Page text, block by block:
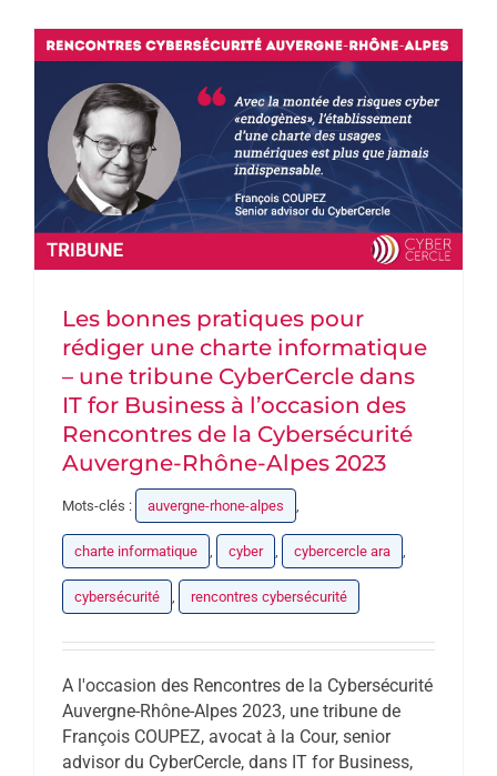
DEVENEZ PARTENAIRE
CONTACT
Les bonnes pratiques pour
rédiger une charte informatique
– une tribune CyberCercle dans
IT for Business à l’occasion des
Rencontres de la Cybersécurité
Auvergne-Rhône-Alpes 2023
Mots-clés : auvergne-rhone-alpes ,
charte informatique , cyber , cybercercle ara ,
cybersécurité , rencontres cybersécurité
A l'occasion des Rencontres de la Cybersécurité
Auvergne-Rhône-Alpes 2023, une tribune de
François COUPEZ, avocat à la Cour, senior
advisor du CyberCercle, dans IT for Business,